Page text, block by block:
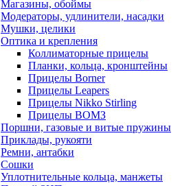
Магазины, обоймы
Модераторы, удлинители, насадки
Мушки, целики
Оптика и крепления
Коллиматорные прицелы
Планки, кольца, кронштейны
Прицелы Borner
Прицелы Leapers
Прицелы Nikko Stirling
Прицелы ВОМЗ
Поршни, газовые и витые пружины
Приклады, рукояти
Ремни, антабки
Сошки
Уплотнительные кольца, манжеты